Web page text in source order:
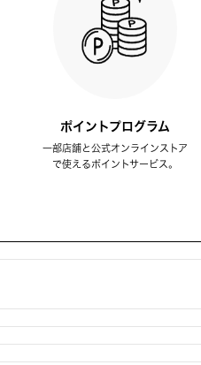
ポイントプログラム
一部店舗と公式オンラインストア
で使えるポイントサービス。